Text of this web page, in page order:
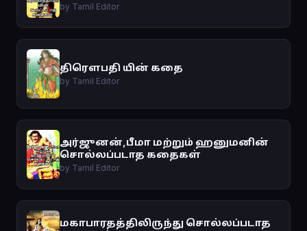
by Tamil Editor
திரௌபதி யின் கதை
by Tamil Editor
அர்ஜுனன்,பீமா மற்றும் ஹனுமனின்
சொல்லப்படாத கதைகள்
by Tamil Editor
மகாபாரதத்திலிருந்து சொல்லப்படாத